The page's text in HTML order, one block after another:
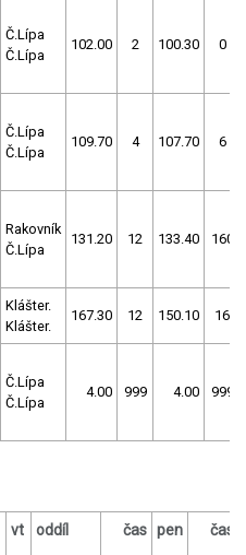
Č.Lípa
Č.Lípa
102.00 2 100.30 0
Č.Lípa
Č.Lípa
109.70 4 107.70 6
Rakovník
Č.Lípa
131.20 12 133.40 160
Klášter.
Klášter.
167.30 12 150.10 16
Č.Lípa
Č.Lípa
4.00 999 4.00 999
vt oddíl čas pen čas